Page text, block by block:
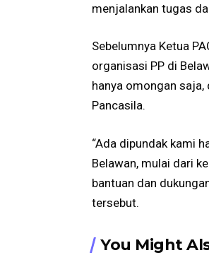
menjalankan tugas
Sebelumnya Ketua
organisasi PP di
hanya omongan
Pancasila.
“Ada dipundak kami
Belawan, mulai dari
bantuan dan
tersebut.
You Might